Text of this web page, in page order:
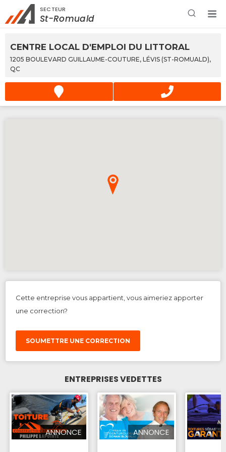
Rechercher à proximité - Entreprise / Rabais /
Services
SECTEUR
St-Romuald
CENTRE LOCAL D'EMPLOI DU LITTORAL
1205 BOULEVARD GUILLAUME-COUTURE, LÉVIS (ST-ROMUALD),
QC
Cette entreprise vous appartient, vous aimeriez apporter
une correction?
SOUMETTRE UNE CORRECTION
ENTREPRISES VEDETTES
ANNONCE ANNONCE